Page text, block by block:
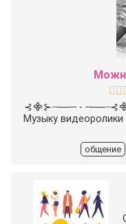
⊰᯽⊱┈──╌ -
Музыку
общение